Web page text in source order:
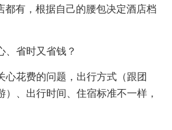
都有，根据自己的腰包决定酒店档
、省时又省钱？
心花费的问题，出行方式（跟团
、出行时间、住宿标准不一样，